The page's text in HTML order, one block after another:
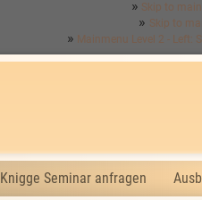
Skip to
Skip to
Mainmenu Level 2 - Left:
Knigge Seminar anfragen